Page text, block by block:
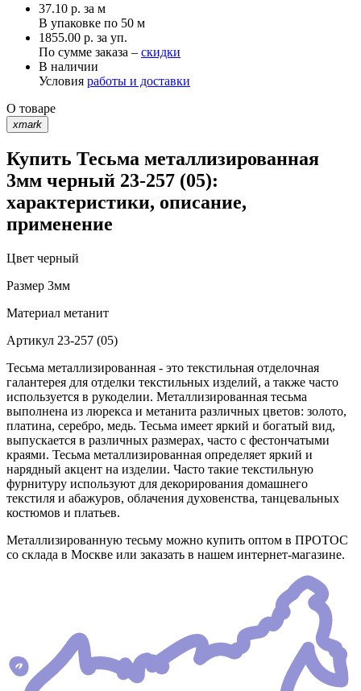
37.10 р. за м
В упаковке по 50 м
1855.00 р. за уп.
По сумме заказа – скидки
В наличии
Условия работы и доставки
О товаре
xmark
Купить Тесьма металлизированная
3мм черный 23-257 (05):
характеристики, описание,
применение
Цвет черный
Размер 3мм
Материал метанит
Артикул 23-257 (05)
Тесьма металлизированная - это текстильная отделочная
галантерея для отделки текстильных изделий, а также часто
используется в рукоделии. Металлизированная тесьма
выполнена из люрекса и метанита различных цветов: золото,
платина, серебро, медь. Тесьма имеет яркий и богатый вид,
выпускается в различных размерах, часто с фестончатыми
краями. Тесьма металлизированная определяет яркий и
нарядный акцент на изделии. Часто такие текстильную
фурнитуру используют для декорирования домашнего
текстиля и абажуров, облачения духовенства, танцевальных
костюмов и платьев.
Металлизированную тесьму можно купить оптом в ПРОТОС
со склада в Москве или заказать в нашем интернет-магазине.